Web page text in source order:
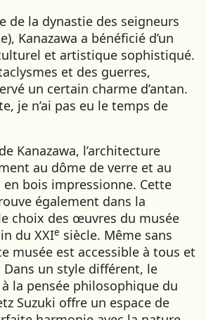
de la dynastie des seigneurs
Kanazawa a bénéficié d’un
et artistique sophistiqué.
et des guerres,
un certain charme d’antan.
je n’ai pas eu le temps de
Kanazawa, l’architecture
au dôme de verre et au
bois impressionne. Cette
également dans la
choix des œuvres du musée
du XXIe siècle. Même sans
musée est accessible à tous et
Dans un style différent, le
la pensée philosophique du
Suzuki offre un espace de